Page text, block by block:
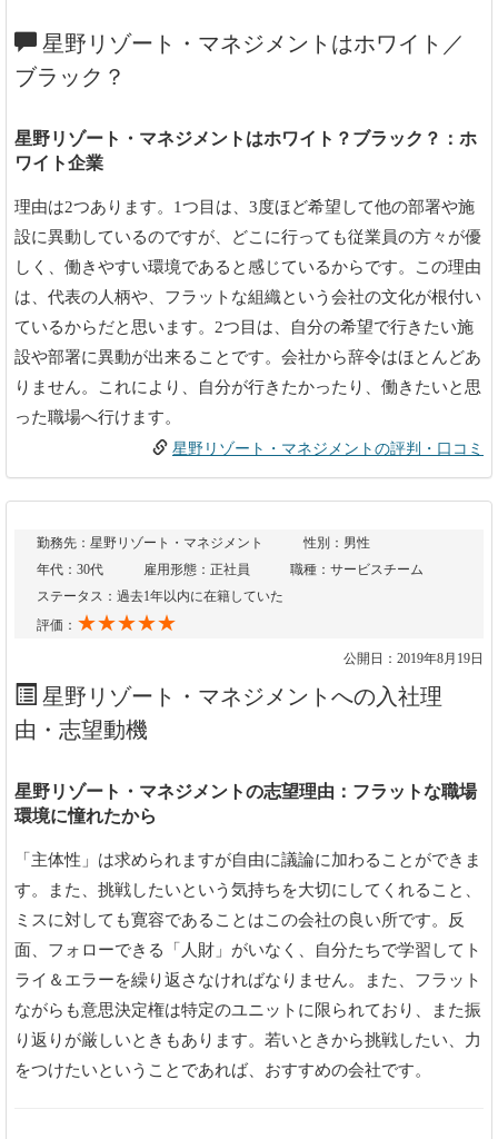
星野リゾート・マネジメントはホワイト／
ブラック？
星野リゾート・マネジメントはホワイト？ブラック？：ホ
ワイト企業
理由は2つあります。1つ目は、3度ほど希望して他の部署や施
設に異動しているのですが、どこに行っても従業員の方々が優
しく、働きやすい環境であると感じているからです。この理由
は、代表の人柄や、フラットな組織という会社の文化が根付い
ているからだと思います。2つ目は、自分の希望で行きたい施
設や部署に異動が出来ることです。会社から辞令はほとんどあ
りません。これにより、自分が行きたかったり、働きたいと思
った職場へ行けます。
星野リゾート・マネジメントの評判・口コミ
勤務先：星野リゾート・マネジメント
性別：男性
年代：30代
雇用形態：正社員
職種：サービスチーム
ステータス：過去1年以内に在籍していた
評価： ★★★★★
公開日：2019年8月19日
星野リゾート・マネジメントへの入社理
由・志望動機
星野リゾート・マネジメントの志望理由：フラットな職場
環境に憧れたから
「主体性」は求められますが自由に議論に加わることができま
す。また、挑戦したいという気持ちを大切にしてくれること、
ミスに対しても寛容であることはこの会社の良い所です。反
面、フォローできる「人財」がいなく、自分たちで学習してト
ライ＆エラーを繰り返さなければなりません。また、フラット
ながらも意思決定権は特定のユニットに限られており、また振
り返りが厳しいときもあります。若いときから挑戦したい、力
をつけたいということであれば、おすすめの会社です。